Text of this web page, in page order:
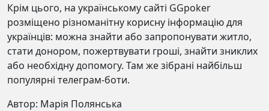
Крім цього, на українському сайті GGpoker
розміщено різноманітну корисну інформацію для
українців: можна знайти або запропонувати житло,
стати донором, пожертвувати гроші, знайти зниклих
або необхідну допомогу. Там же зібрані найбільш
популярні телеграм-боти.
Автор: Марія Полянська